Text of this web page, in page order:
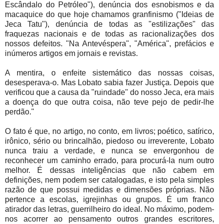
Escândalo do Petróleo"), denúncia dos esnobismos e da
macaquice do que hoje chamamos granfinismo ("Ideias de
Jeca Tatu"), denúncia de todas as "estilizações" das
fraquezas nacionais e de todas as racionalizações dos
nossos defeitos. "Na Antevéspera", "América", prefácios e
inúmeros artigos em jornais e revistas.
A mentira, o enfeite sistemático das nossas coisas,
desesperava-o. Mas Lobato sabia fazer Justiça. Depois que
verificou que a causa da "ruindade" do nosso Jeca, era mais
a doença do que outra coisa, não teve pejo de pedir-lhe
perdão."
O fato é que, no artigo, no conto, em livros; poético, satírico,
irônico, sério ou brincalhão, piedoso ou irreverente, Lobato
nunca traiu a verdade, e nunca se envergonhou de
reconhecer um caminho errado, para procurá-la num outro
melhor. É dessas inteligências que não cabem em
definições, nem podem ser catalogadas, e isto pela simples
razão de que possui medidas e dimensões próprias. Não
pertence a escolas, igrejinhas ou grupos. É um franco
atirador das letras, guerrilheiro do ideal. No máximo, podem-
nos acorrer ao pensamento outros grandes escritores,